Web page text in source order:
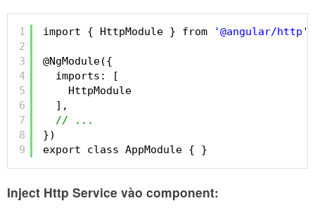
1
2
3
4
5
6
7
8
9
import { HttpModule } from '@angular/http'
@NgModule({
imports: [
HttpModule
],
// ...
})
export class AppModule { }
Inject Http Service vào component: